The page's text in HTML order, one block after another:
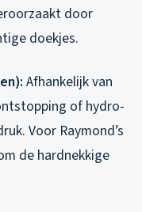
door
doekjes.
Afhankelijk van
of hydro-
Voor Raymond’s
de hardnekkige